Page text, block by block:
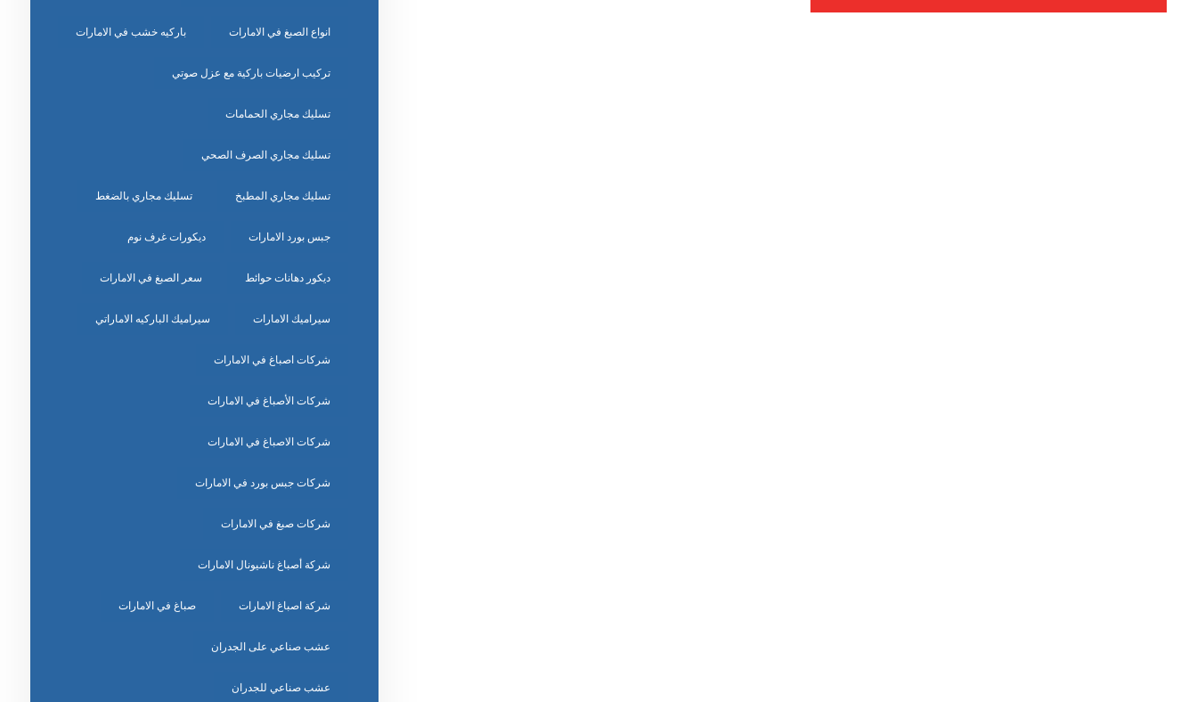
انواع الصبغ في الامارات باركيه خشب في الامارات
تركيب ارضيات باركية مع عزل صوتي
تسليك مجاري الحمامات
تسليك مجاري الصرف الصحي
تسليك مجاري المطبخ تسليك مجاري بالضغط
جبس بورد الامارات ديكورات غرف نوم
ديكور دهانات حوائط سعر الصبغ في الامارات
سيراميك الامارات سيراميك الباركيه الاماراتي
شركات اصباغ في الامارات
شركات الأصباغ في الامارات
شركات الاصباغ في الامارات
شركات جبس بورد في الامارات
شركات صبغ في الامارات
شركة أصباغ ناشيونال الامارات
شركة اصباغ الامارات صباغ في الامارات
عشب صناعي على الجدران
عشب صناعي للجدران